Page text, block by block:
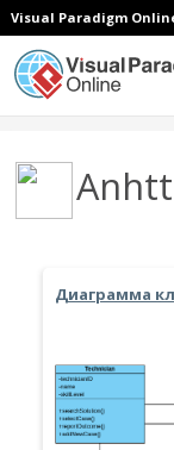
Visual Paradigm
Диаграмма